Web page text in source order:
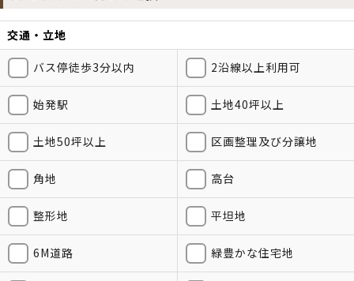
交通・立地
バス停徒歩3分以内 2沿線以上利用可
始発駅 土地40坪以上
土地50坪以上 区画整理及び分譲地
角地 高台
整形地 平坦地
6M道路 緑豊かな住宅地